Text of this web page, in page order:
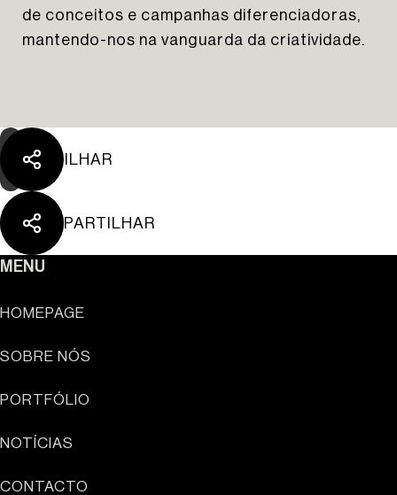
Sun Cliffs Resort
de conceitos e campanhas diferenciadoras,
mantendo-nos na vanguarda da criatividade.
PARTILHAR
PARTILHAR
MENU
HOMEPAGE
SOBRE NÓS
PORTFÓLIO
NOTÍCIAS
CONTACTO